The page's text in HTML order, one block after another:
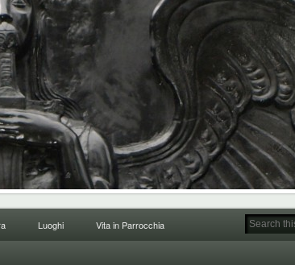
Luoghi Vita in Parrocchia